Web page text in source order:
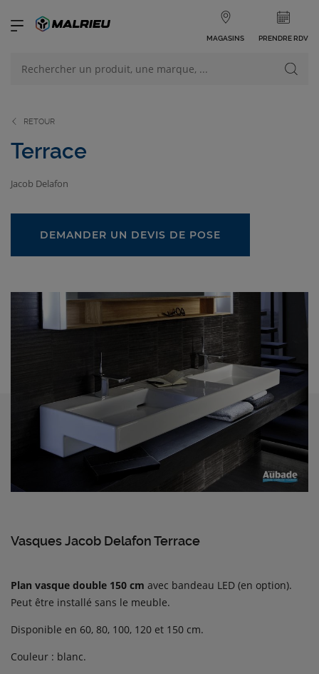
MAGASINS PRENDRE RDV
NOS PRODUITS
RETOUR
Terrace
Jacob Delafon
Vasques Jacob Delafon Terrace
Plan vasque double 150 cm avec bandeau LED (en option).
Peut être installé sans le meuble.
Disponible en 60, 80, 100, 120 et 150 cm.
Couleur : blanc.